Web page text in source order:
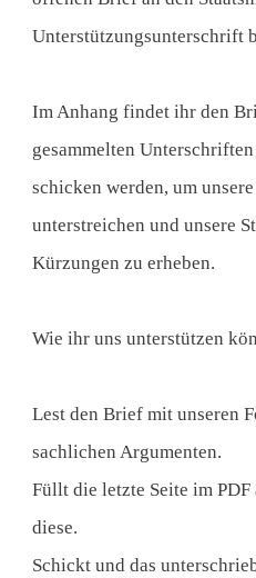
Unterstützungsunterschrift
Im Anhang findet ihr den
gesammelten
schicken werden, um
unterstreichen und unsere
Kürzungen zu erheben.
Wie ihr uns unterstützen
Lest den Brief mit unseren
sachlichen Argumenten.
Füllt die letzte Seite im
diese.
Schickt und das